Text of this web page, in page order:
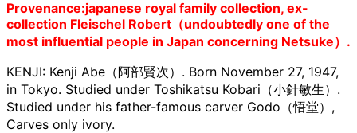
Provenance:japanese royal family collection, ex-
collection Fleischel Robert（undoubtedly one of the
most influential people in Japan concerning Netsuke）.
KENJI: Kenji Abe（阿部賢次）. Born November 27, 1947,
in Tokyo. Studied under Toshikatsu Kobari（小針敏生）.
Studied under his father-famous carver Godo（悟堂）,
Carves only ivory.